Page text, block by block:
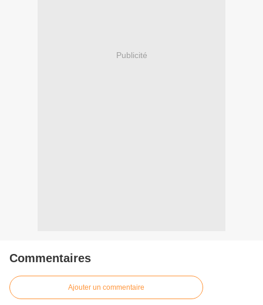
Publicité
Commentaires
Ajouter un commentaire